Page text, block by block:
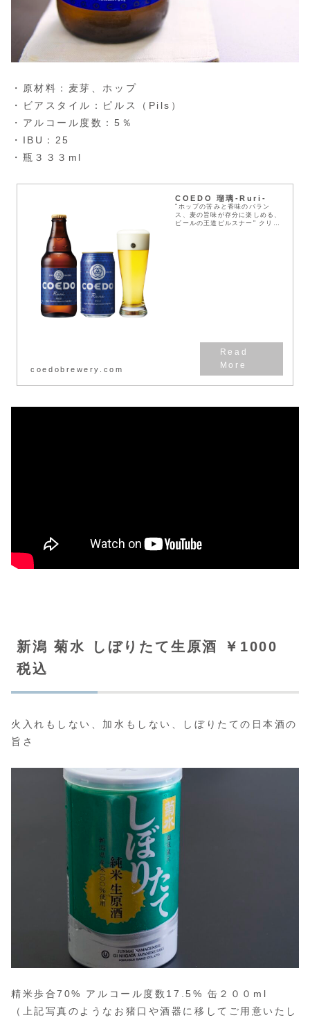
・原材料：麦芽、ホップ
・ビアスタイル：ピルス（Pils）
・アルコール度数：5％
・IBU：25
・瓶３３３ml
COEDO 瑠璃-Ruri-
"ホップの苦みと香味のバラン
ス、麦の旨味が存分に楽しめる、
ビールの王道ピルスナー" クリア
coedobrewery.com
新潟 菊水 しぼりたて生原酒 ￥1000
税込
火入れもしない、加水もしない、しぼりたての日本酒の
旨さ
精米歩合70% アルコール度数17.5% 缶２００ml
（上記写真のようなお猪口や酒器に移してご用意いたし